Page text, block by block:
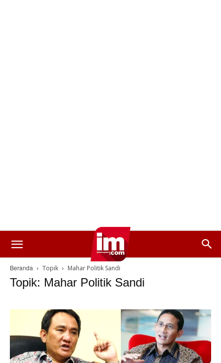
Beranda Topik Mahar Politik Sandi
Topik: Mahar Politik Sandi